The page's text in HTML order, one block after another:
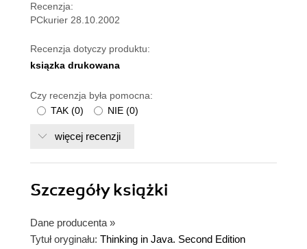
Recenzja:
PCkurier 28.10.2002
Recenzja dotyczy produktu:
ksiązka drukowana
Czy recenzja była pomocna:
TAK (0) NIE (0)
więcej recenzji
Szczegółyksiążki
Dane producenta »
Tytuł oryginału: Thinking in Java. Second Edition